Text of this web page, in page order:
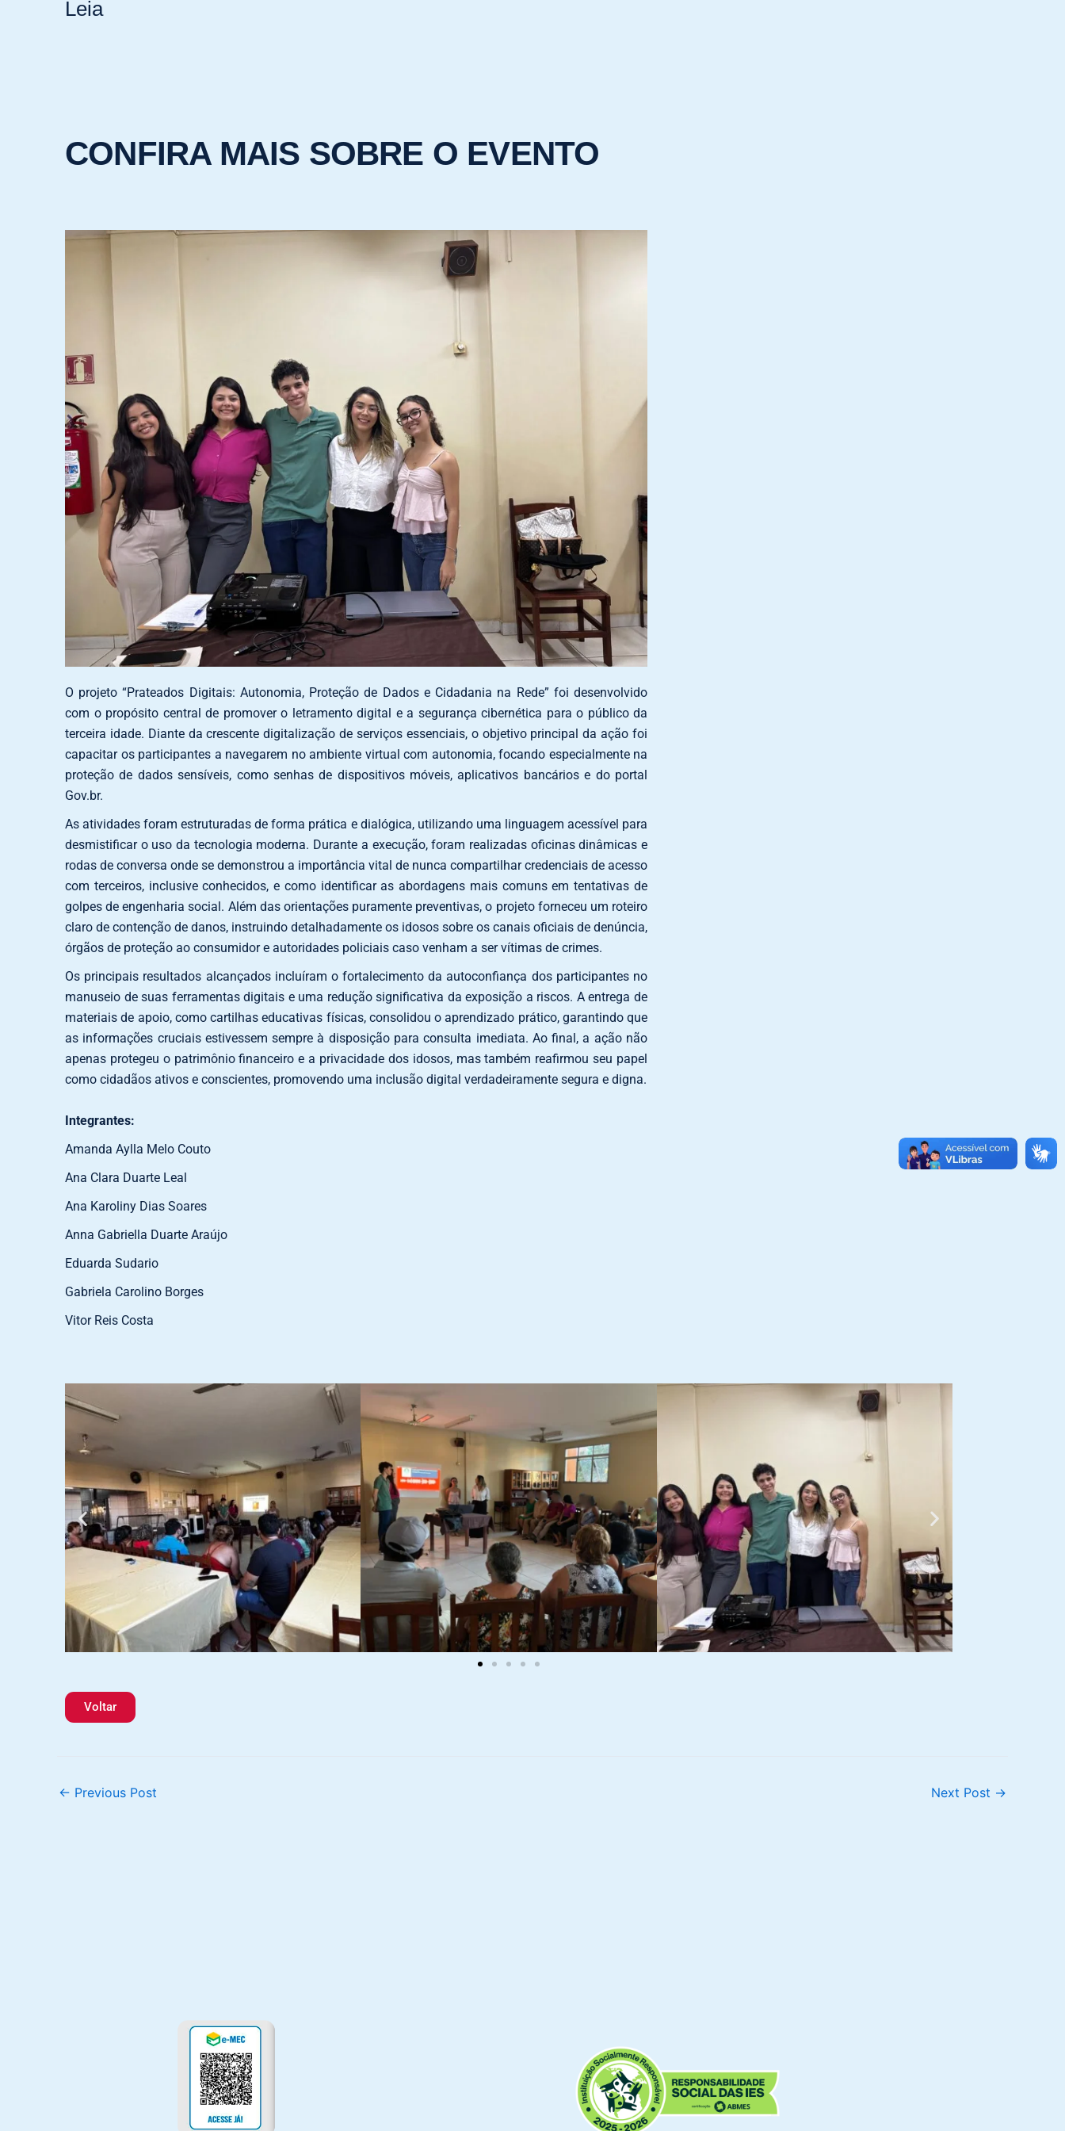
Leia
CONFIRA MAIS SOBRE O EVENTO
O projeto “Prateados Digitais: Autonomia, Proteção de Dados e Cidadania na Rede” foi desenvolvido
com o propósito central de promover o letramento digital e a segurança cibernética para o público da
terceira idade. Diante da crescente digitalização de serviços essenciais, o objetivo principal da ação foi
capacitar os participantes a navegarem no ambiente virtual com autonomia, focando especialmente na
proteção de dados sensíveis, como senhas de dispositivos móveis, aplicativos bancários e do portal
Gov.br.
As atividades foram estruturadas de forma prática e dialógica, utilizando uma linguagem acessível para
desmistificar o uso da tecnologia moderna. Durante a execução, foram realizadas oficinas dinâmicas e
rodas de conversa onde se demonstrou a importância vital de nunca compartilhar credenciais de acesso
com terceiros, inclusive conhecidos, e como identificar as abordagens mais comuns em tentativas de
golpes de engenharia social. Além das orientações puramente preventivas, o projeto forneceu um roteiro
claro de contenção de danos, instruindo detalhadamente os idosos sobre os canais oficiais de denúncia,
órgãos de proteção ao consumidor e autoridades policiais caso venham a ser vítimas de crimes.
Os principais resultados alcançados incluíram o fortalecimento da autoconfiança dos participantes no
manuseio de suas ferramentas digitais e uma redução significativa da exposição a riscos. A entrega de
materiais de apoio, como cartilhas educativas físicas, consolidou o aprendizado prático, garantindo que
as informações cruciais estivessem sempre à disposição para consulta imediata. Ao final, a ação não
apenas protegeu o patrimônio financeiro e a privacidade dos idosos, mas também reafirmou seu papel
como cidadãos ativos e conscientes, promovendo uma inclusão digital verdadeiramente segura e digna.
Integrantes:
Amanda Aylla Melo Couto
Ana Clara Duarte Leal
Ana Karoliny Dias Soares
Anna Gabriella Duarte Araújo
Eduarda Sudario
Gabriela Carolino Borges
Vitor Reis Costa
Voltar
← Previous Post Next Post →